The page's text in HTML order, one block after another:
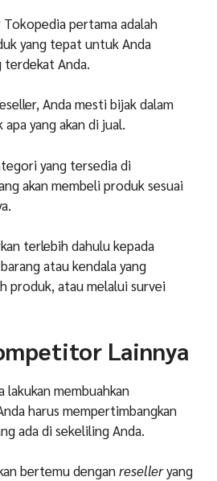
pertama adalah
yang tepat untuk Anda
terdekat Anda.
Anda mesti bijak dalam
yang akan di jual.
yang tersedia di
akan membeli produk sesuai
terlebih dahulu kepada
atau kendala yang
produk, atau melalui survei
Lainnya
lakukan membuahkan
harus mempertimbangkan
ada di sekeliling Anda.
bertemu denganreselleryang